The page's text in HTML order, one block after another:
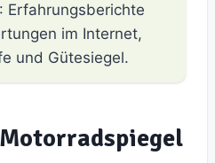
: Erfahrungsberichte
im Internet,
und Gütesiegel.